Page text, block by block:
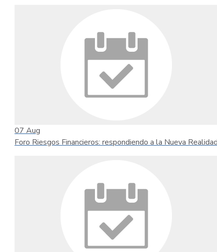
07 Aug
Foro Riesgos Financieros: respondiendo a la Nueva